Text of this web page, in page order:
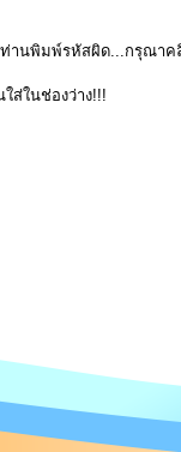
ท่านพิมพ์รหัสผิด...กรุณาค
ส่ในช่องว่าง!!!